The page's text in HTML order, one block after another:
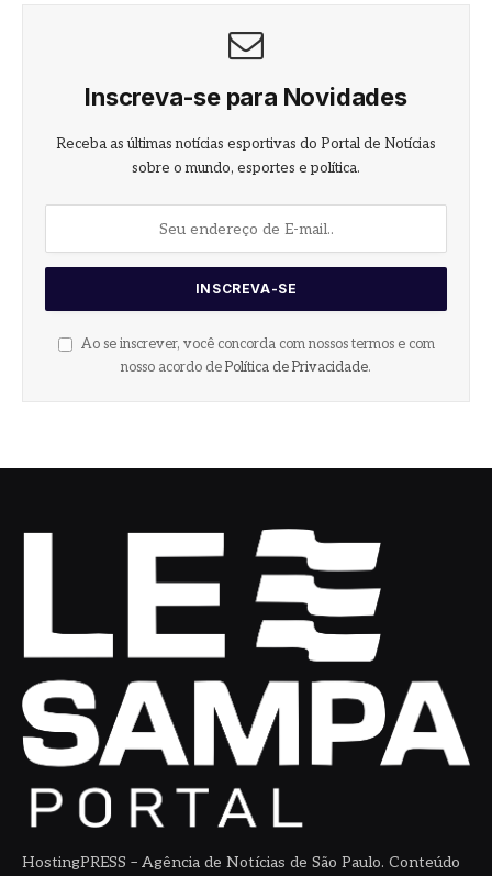
Inscreva-se para Novidades
Receba as últimas notícias esportivas do Portal de Notícias
sobre o mundo, esportes e política.
Ao se inscrever, você concorda com nossos termos e com
nosso acordo de Política de Privacidade.
HostingPRESS – Agência de Notícias de São Paulo. Conteúdo